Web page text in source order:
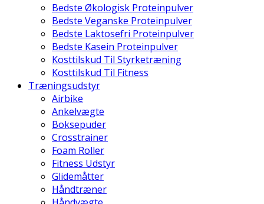
Bedste Økologisk Proteinpulver
Bedste Veganske Proteinpulver
Bedste Laktosefri Proteinpulver
Bedste Kasein Proteinpulver
Kosttilskud Til Styrketræning
Kosttilskud Til Fitness
Træningsudstyr
Airbike
Ankelvægte
Boksepuder
Crosstrainer
Foam Roller
Fitness Udstyr
Glidemåtter
Håndtræner